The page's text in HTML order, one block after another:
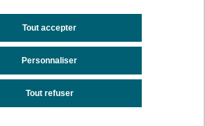
Tout accepter
Tout refuser
Personnaliser
Contacts